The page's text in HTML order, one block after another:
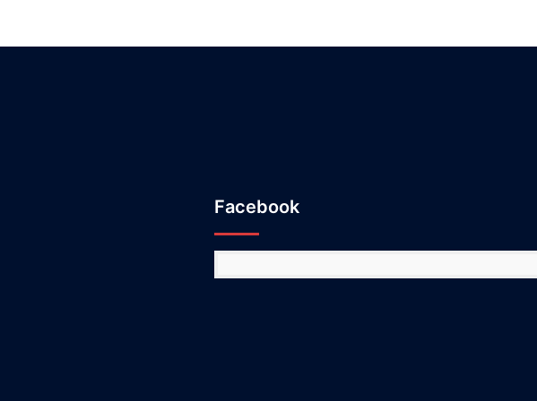
Facebook